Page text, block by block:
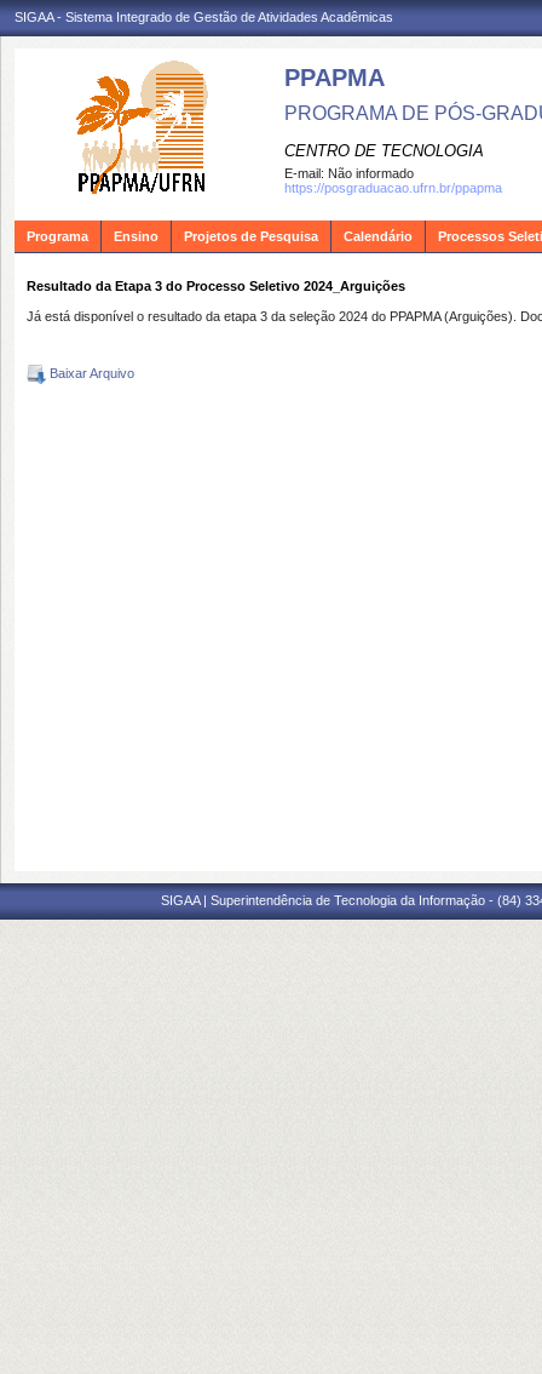
SIGAA - Sistema Integrado de Gestão de Atividades Acadêmicas
PPAPMA
PROGRAMA DE PÓS-
CENTRO DE TECNOLOGIA
E-mail: Não informado
https://posgraduacao.ufrn.br/ppapma
Programa Ensino Projetos de Pesquisa Calendário Processos
Resultado da Etapa 3 do Processo Seletivo 2024_Arguições
Já está disponível o resultado da etapa 3 da seleção 2024 do PPAPMA (Arguições).
Baixar Arquivo
SIGAA | Superintendência de Tecnologia da Informação - (84)